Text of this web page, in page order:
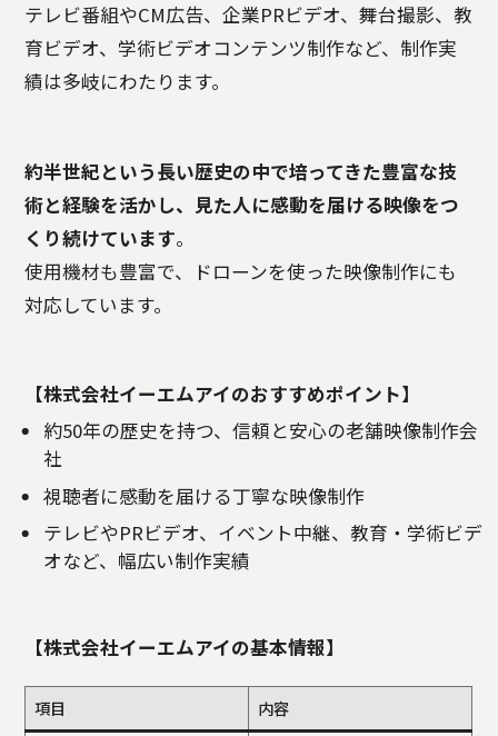
テレビ番組やCM広告、企業PRビデオ、舞台撮影、教
育ビデオ、学術ビデオコンテンツ制作など、制作実
績は多岐にわたります。
約半世紀という長い歴史の中で培ってきた豊富な技
術と経験を活かし、見た人に感動を届ける映像をつ
くり続けています。
使用機材も豊富で、ドローンを使った映像制作にも
対応しています。
【株式会社イーエムアイのおすすめポイント】
約50年の歴史を持つ、信頼と安心の老舗映像制作会
社
視聴者に感動を届ける丁寧な映像制作
テレビやPRビデオ、イベント中継、教育・学術ビデ
オなど、幅広い制作実績
【株式会社イーエムアイの基本情報】
項目 内容